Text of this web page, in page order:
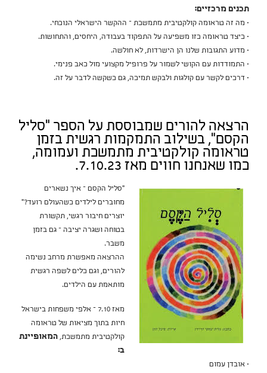
תכנים מרכזיים:
• מה זה טראומה קולקטיבית מתמשכת – ההקשר הישראלי הנוכחי.
• כיצד טראומה כזו משפיעה על התפקוד בעבודה, היחסים, והתחושות.
• מדוע התגובות שלנו הן הישרדות, לא חולשה.
• התמודדות עם הקושי לשמור על פרופיל מקצועי מול כאב פנימי.
• דרכים לקשר עם קולגות ולבקש תמיכה, גם כשקשה לדבר על זה.
הרצאה להורים שמבוססת על הספר “סליל
הקסם”, בשילוב התמקמות רגשית בזמן
טראומה קולקטיבית מתמשכת ועמומה,
כמו שאנחנו חווים מאז 7.10.23.
“סליל הקסם – איך נשארים
מחוברים לילדים כשהעולם רועד?”
יוצרים חיבור רגשי, תקשורת
בטוחה ושגרה יציבה – גם בזמן
משבר.
ההרצאה מאפשרת מרחב נשימה
להורים, וגם כלים לשפה רגשית
מותאמת עם הילדים.
מאז 7.10 – אלפי משפחות בישראל
חיות בתוך מציאות של טראומה
קולקטיבית מתמשכת,המאופיינת
ב:
• אובדן עמום